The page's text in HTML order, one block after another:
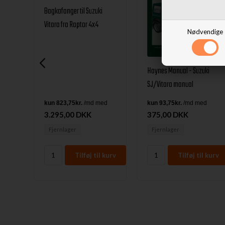
Nødvendige
Bagkofanger til Suzuki
Vitara fra Raptor 4x4
3.295,00 DKK
Fjernlager
Haynes Manual - Suzuki
SJ/Vitara manual
375,00 DKK
Fjernlager